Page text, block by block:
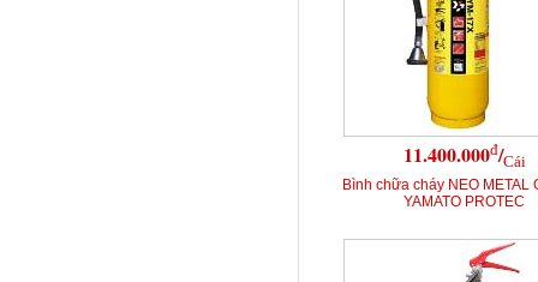
11.400.000đ/Cái
Bình chữa cháy NEO METAL
YAMATO PROTEC